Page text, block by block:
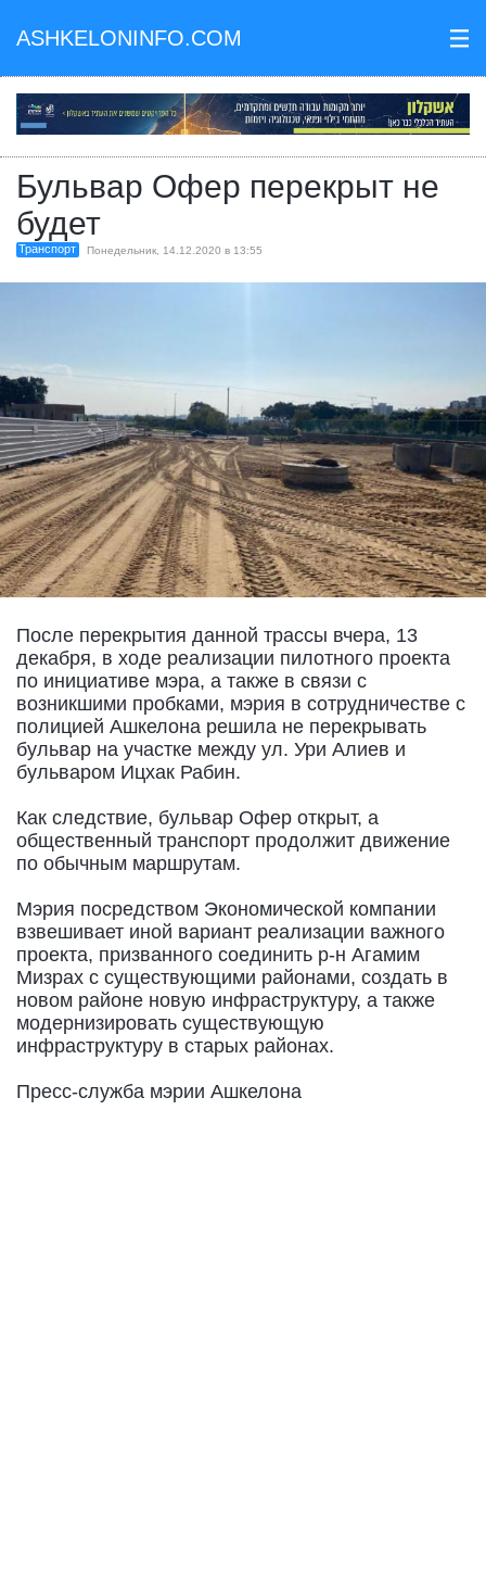
ASHKELONINFO.COM III
Бульвар Офер перекрыт не
будет
Транспорт Понедельник, 14.12.2020 в 13:55
После перекрытия данной трассы вчера, 13
декабря, в ходе реализации пилотного проекта
по инициативе мэра, а также в связи с
возникшими пробками, мэрия в сотрудничестве с
полицией Ашкелона решила не перекрывать
бульвар на участке между ул. Ури Алиев и
бульваром Ицхак Рабин.
Как следствие, бульвар Офер открыт, а
общественный транспорт продолжит движение
по обычным маршрутам.
Мэрия посредством Экономической компании
взвешивает иной вариант реализации важного
проекта, призванного соединить р-н Агамим
Мизрах с существующими районами, создать в
новом районе новую инфраструктуру, а также
модернизировать существующую
инфраструктуру в старых районах.
Пресс-служба мэрии Ашкелона